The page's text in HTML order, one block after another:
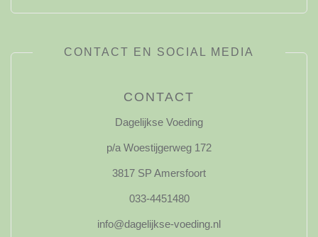
CONTACT EN SOCIAL MEDIA
CONTACT
Dagelijkse Voeding
p/a Woestijgerweg 172
3817 SP Amersfoort
033-4451480
info@dagelijkse-voeding.nl